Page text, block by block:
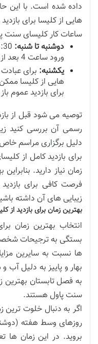
داده شده است. با این
هایی از کلیسا برای
ساعات کار کلیسای سنت
دوشنبه تا شنبه:
ورود ساعت 4 بعد از ظهر)
یکشنبه: برای
هایی از کلیسا
برای بازدید عموم
توصیه می شود قبل از
رسمی آن بررسی کنید
دلیل برگزاری مراسم
زمان نیاز دارید.
فرصت کافی برای
زیبایی های آن داشته
بهترین زمان برای بازدید
انتخاب بهترین زمان
بستگی به ترجیحات
ها نسبت به سایرین
بهار و پاییز به دلیل
به فصل تابستان بهترین
سنت پاول هستند.
اگر به دنبال خلوت ترین
روزهای وسط هفته
بروید. در این زمان ها